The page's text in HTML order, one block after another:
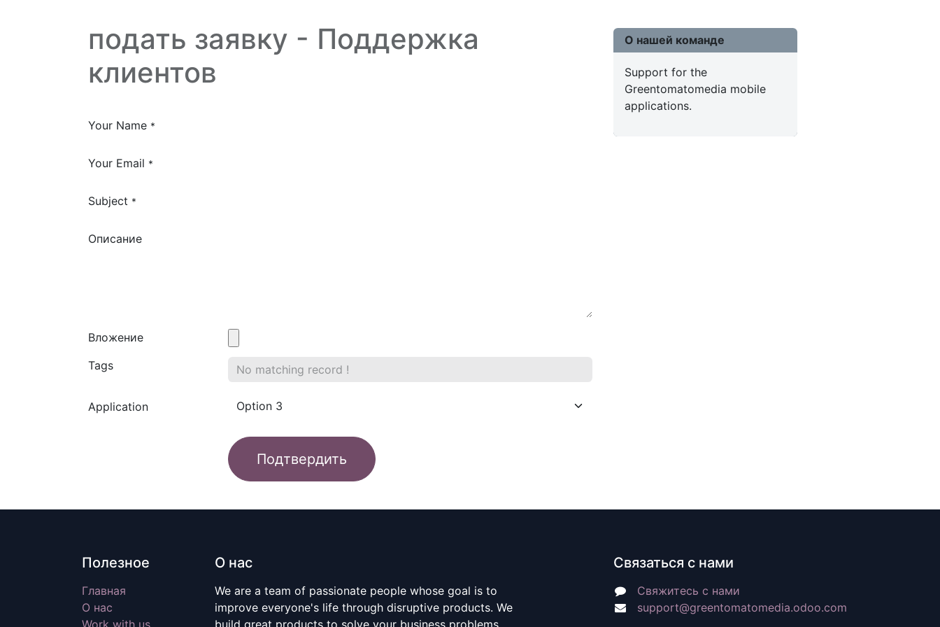
подать заявку - Поддержка
клиентов
Your Name *
Your Email *
Subject *
Описание
Вложение
Tags
Application
Подтвердить
О нашей команде
Support for the
Greentomatomedia mobile
applications.
Полезное
Главная
О нас
Work with us
О нас
We are a team of passionate people whose goal is to
improve everyone's life through disruptive products. We
build great products to solve your business problems.
Связаться с нами
Свяжитесь с нами
support@greentomatomedia.odoo.com